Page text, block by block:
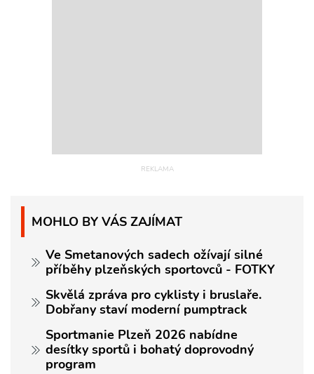
MOHLO BY VÁS ZAJÍMAT
Ve Smetanových sadech ožívají silné
příběhy plzeňských sportovců - FOTKY
Skvělá zpráva pro cyklisty i bruslaře.
Dobřany staví moderní pumptrack
Sportmanie Plzeň 2026 nabídne
desítky sportů i bohatý doprovodný
program